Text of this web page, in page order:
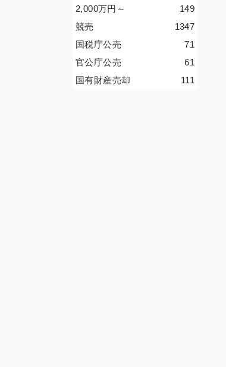
149
2,000万円 ～
1347
競売
71
国税庁公売
61
官公庁公売
111
国有財産売却